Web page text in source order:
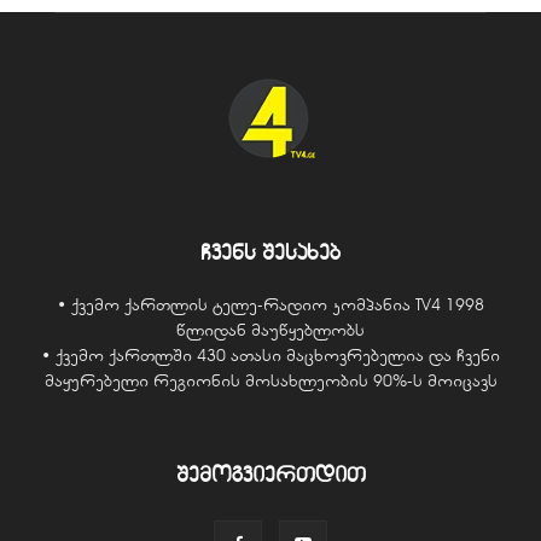
ჩვენს შესახებ
• ქვემო ქართლის ტელე-რადიო კომპანია TV4 1998
წლიდან მაუწყებლობს
• ქვემო ქართლში 430 ათასი მაცხოვრებელია და ჩვენი
მაყურებელი რეგიონის მოსახლეობის 90%-ს მოიცავს
შემოგვიერთდით